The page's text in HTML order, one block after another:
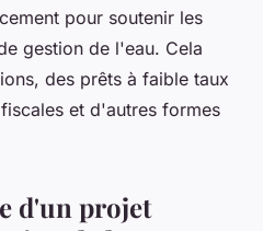
pour soutenir les
gestion de l'eau. Cela
des prêts à faible taux
et d'autres formes
d'un projet